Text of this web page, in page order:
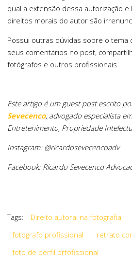
qual a extensão dessa autorização
direitos morais do autor são
Possui outras dúvidas sobre o tema
seus comentários no post,
fotógrafos e outros profissionais.
Este artigo é um guest post escrito
Sevecenco, advogado especialista
Entretenimento, Propriedade
Instagram: @ricardosevecencoadv
Facebook: Ricardo Sevecenco
Tags:
Direito autoral na fotografia
fotografo profissional
retrato
foto de perfil prtofissional